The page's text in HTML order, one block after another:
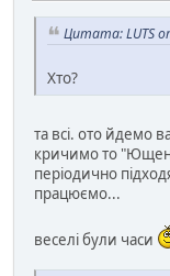
Цитата: LUTS
Хто?
та всі. ото йдемо
кричимо то
періодично
працюємо...
веселі були часи